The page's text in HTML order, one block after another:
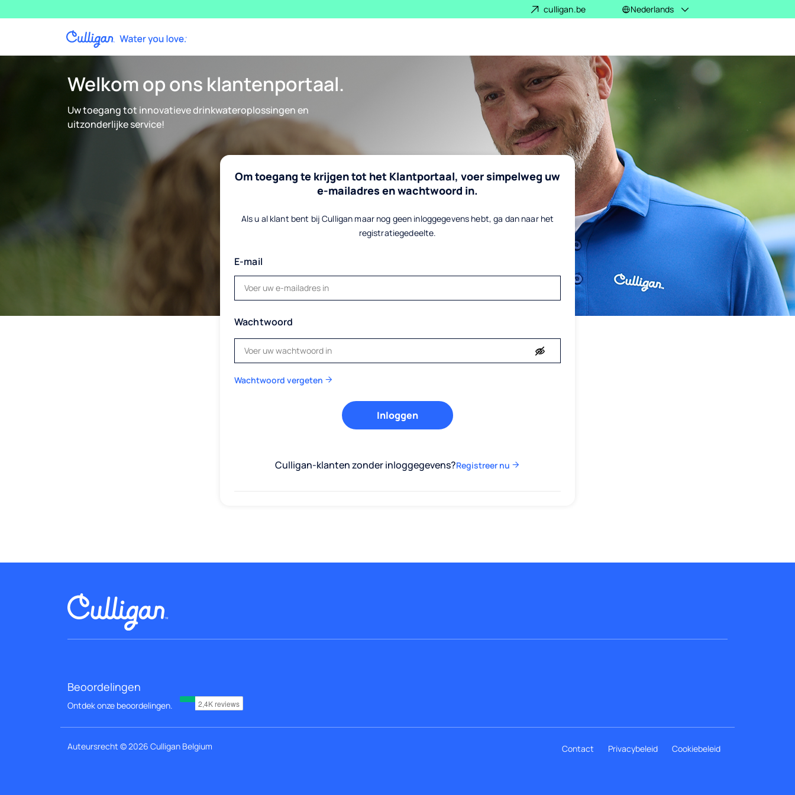
culligan.be Nederlands
Welkom op ons klantenportaal.
Uw toegang tot innovatieve drinkwateroplossingen en
uitzonderlijke service!
Om toegang te krijgen tot het Klantportaal, voer simpelweg uw
e-mailadres en wachtwoord in.
Als u al klant bent bij Culligan maar nog geen inloggegevens hebt, ga dan naar het
registratiegedeelte.
E-mail
Wachtwoord
Wachtwoord vergeten
Culligan-klanten zonder inloggegevens?Registreer nu
Beoordelingen
Ontdek onze beoordelingen.
Auteursrecht © 2026 Culligan Belgium Contact Privacybeleid Cookiebeleid